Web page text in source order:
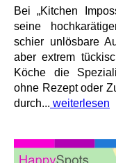
Bei „Kitchen
seine
schier unlösbare
aber extrem
Köche die
ohne Rezept oder
durch... weiterlesen